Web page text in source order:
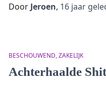
Door Jeroen, 16 jaar
BESCHOUWEND ZAKELIJK
Achterhaalde